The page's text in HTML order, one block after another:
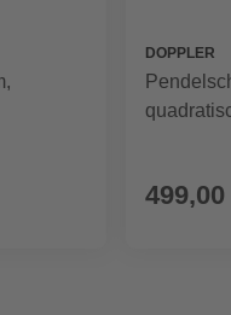
DOPPLER
499,00